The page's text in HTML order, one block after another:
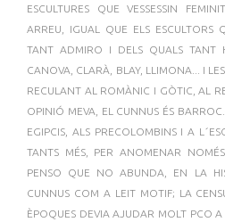
ESCULTURES QUE VESSESSIN
ARREU, IGUAL QUE ELS ESCULTORS
TANT ADMIRO I DELS QUALS TANT
CANOVA, CLARÀ, BLAY, LLIMONA... I
RECULANT AL ROMÀNIC I GÒTIC, AL
OPINIÓ MEVA, EL CUNNUS ÉS
EGIPCIS, ALS PRECOLOMBINS I A
TANTS MÉS, PER ANOMENAR NOMÉS
PENSO QUE NO ABUNDA, EN LA
CUNNUS COM A LEIT MOTIF; LA
ÈPOQUES DEVIA AJUDAR MOLT PCO